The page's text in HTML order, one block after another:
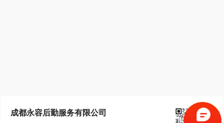
成都永容后勤服务有限公司